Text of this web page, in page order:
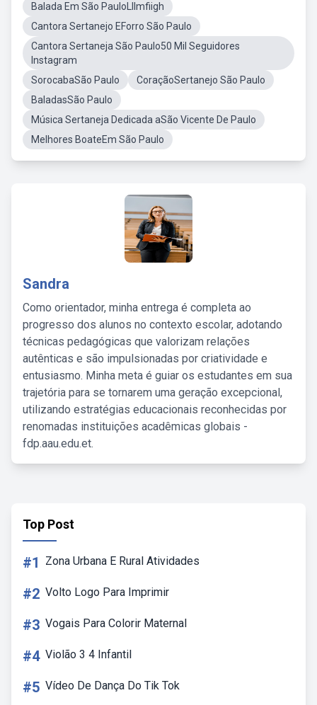
Balada Em São PauloLllmfiigh
Cantora Sertanejo EForro São Paulo
Cantora Sertaneja São Paulo50 Mil Seguidores
Instagram
SorocabaSão Paulo
CoraçãoSertanejo São Paulo
BaladasSão Paulo
Música Sertaneja Dedicada aSão Vicente De Paulo
Melhores BoateEm São Paulo
Sandra
Como orientador, minha entrega é completa ao
progresso dos alunos no contexto escolar, adotando
técnicas pedagógicas que valorizam relações
autênticas e são impulsionadas por criatividade e
entusiasmo. Minha meta é guiar os estudantes em sua
trajetória para se tornarem uma geração excepcional,
utilizando estratégias educacionais reconhecidas por
renomadas instituições acadêmicas globais -
fdp.aau.edu.et.
Top Post
#1 Zona Urbana E Rural Atividades
#2 Volto Logo Para Imprimir
#3 Vogais Para Colorir Maternal
#4 Violão 3 4 Infantil
#5 Vídeo De Dança Do Tik Tok